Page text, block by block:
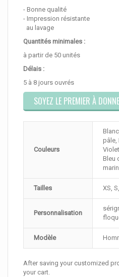
- Bonne qualité
- Impression résistante
au lavage
Quantités minimales :
à partir de 50 unités
Délais :
5 à 8 jours ouvrés
SOYEZ LE PREMIER À
Couleurs
pâle,
Bleu
Tailles XS,
Personnalisation
Modèle
After saving your customized
your cart.